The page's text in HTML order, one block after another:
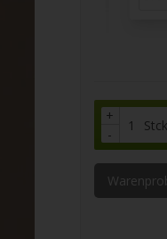
+
-
Stck